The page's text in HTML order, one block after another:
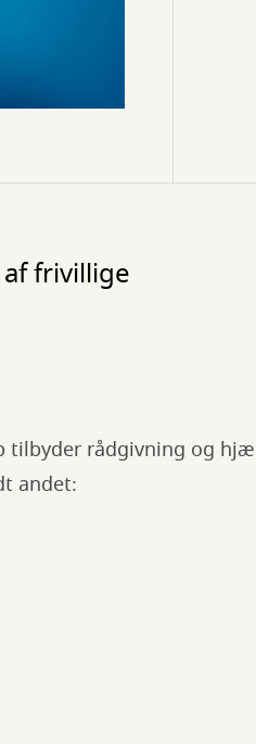
frivillige
tilbyder rådgivning og
andet: